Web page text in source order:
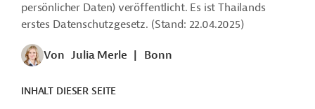
persönlicher Daten) veröffentlicht. Es ist Thailands
erstes Datenschutzgesetz. (Stand: 22.04.2025)
Von Julia Merle Bonn
INHALT DIESER SEITE